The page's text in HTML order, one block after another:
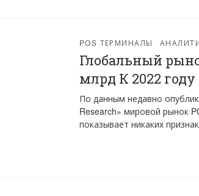
POS ТЕРМИНАЛЫ
Глобальный
млрд К 2022 году
По данным недавно
Research» мировой рынок
показывает никаких